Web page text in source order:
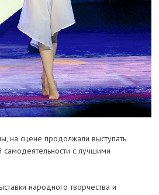
на сцене продолжали выступать
самодеятельности с лучшими
народного творчества и